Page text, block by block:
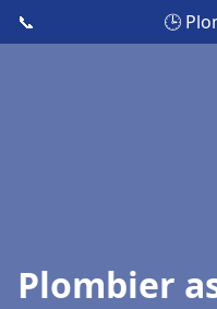
📞 🕒
Plombier